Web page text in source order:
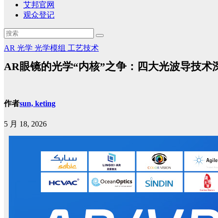
艾邦官网
观众登记
AR 光学 光学模组 工艺技术
AR眼镜的光学“内核”之争：四大光波导技术
作者sun, keting
5 月 18, 2026